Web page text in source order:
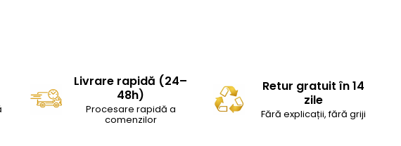
Livrare rapidă (24–
48h)
Procesare rapidă a
comenzilor
Retur gratuit în 14
zile
Fără explicații, fără griji